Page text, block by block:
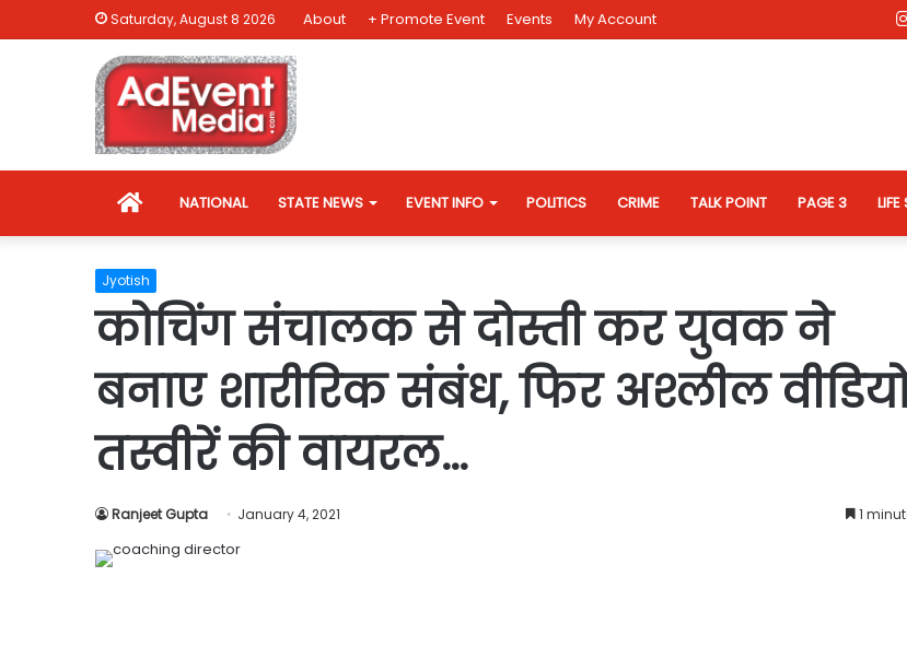
Saturday, August 8 2026 About + Promote Event Events My Account
HOMENATIONAL STATE NEWS EVENT INFO POLITICS CRIME TALK POINT PAGE 3 LIFE
Jyotish
कोचिंग संचालक से दोस्ती कर युवक ने
बनाए शारीरिक संबंध, फिर अश्लील
तस्वीरें की वायरल…
Ranjeet Gupta January 4, 2021 1